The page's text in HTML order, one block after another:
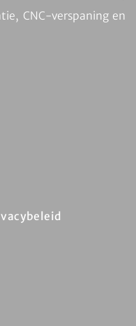
CNC-verspaning en